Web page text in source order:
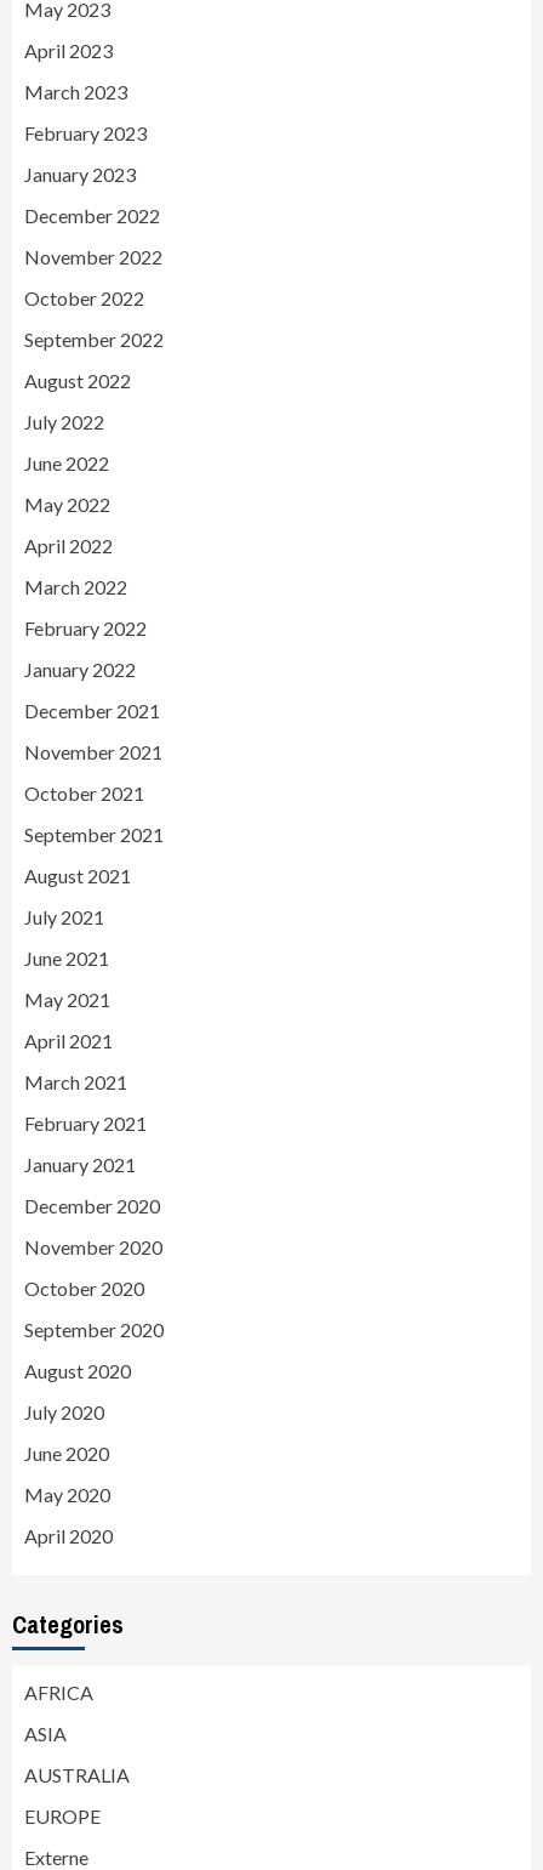
May 2023
April 2023
March 2023
February 2023
January 2023
December 2022
November 2022
October 2022
September 2022
August 2022
July 2022
June 2022
May 2022
April 2022
March 2022
February 2022
January 2022
December 2021
November 2021
October 2021
September 2021
August 2021
July 2021
June 2021
May 2021
April 2021
March 2021
February 2021
January 2021
December 2020
November 2020
October 2020
September 2020
August 2020
July 2020
June 2020
May 2020
April 2020
Categories
AFRICA
ASIA
AUSTRALIA
EUROPE
Externe